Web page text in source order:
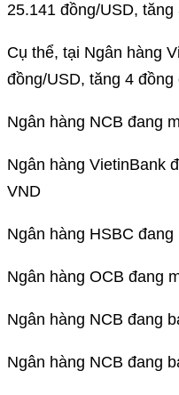
25.141 đồng/USD,
Cụ thể, tại Ngân hàng
đồng/USD, tăng 4
Ngân hàng NCB đang
Ngân hàng VietinBank
VND
Ngân hàng HSBC
Ngân hàng OCB đang
Ngân hàng NCB đang
Ngân hàng NCB đang